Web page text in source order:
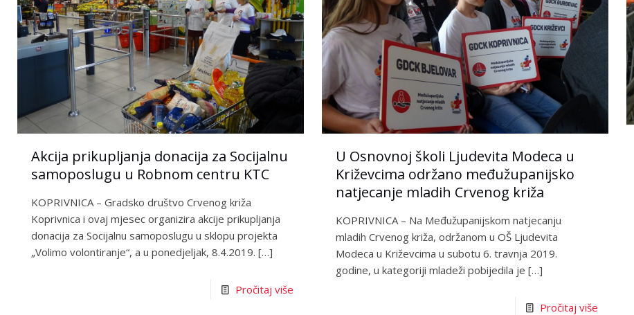
Akcija prikupljanja donacija za Socijalnu
samoposlugu u Robnom centru KTC
KOPRIVNICA – Gradsko društvo Crvenog križa
Koprivnica i ovaj mjesec organizira akcije prikupljanja
donacija za Socijalnu samoposlugu u sklopu projekta
„Volimo volontiranje“, a u ponedjeljak, 8.4.2019. […]
Pročitaj više
U Osnovnoj školi Ljudevita Modeca u
Križevcima održano međužupanijsko
natjecanje mladih Crvenog križa
KOPRIVNICA – Na Međužupanijskom natjecanju
mladih Crvenog križa, održanom u OŠ Ljudevita
Modeca u Križevcima u subotu 6. travnja 2019.
godine, u kategoriji mladeži pobijedila je […]
Pročitaj više